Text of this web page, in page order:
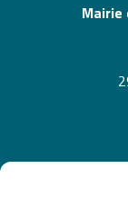
Mairie